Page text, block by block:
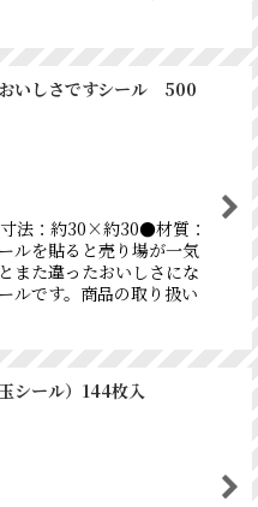
いしさですシール 500
法：約30×約30●材質：
ルを貼ると売り場が一気
また違ったおいしさにな
ルです。商品の取り扱い
シール）144枚入